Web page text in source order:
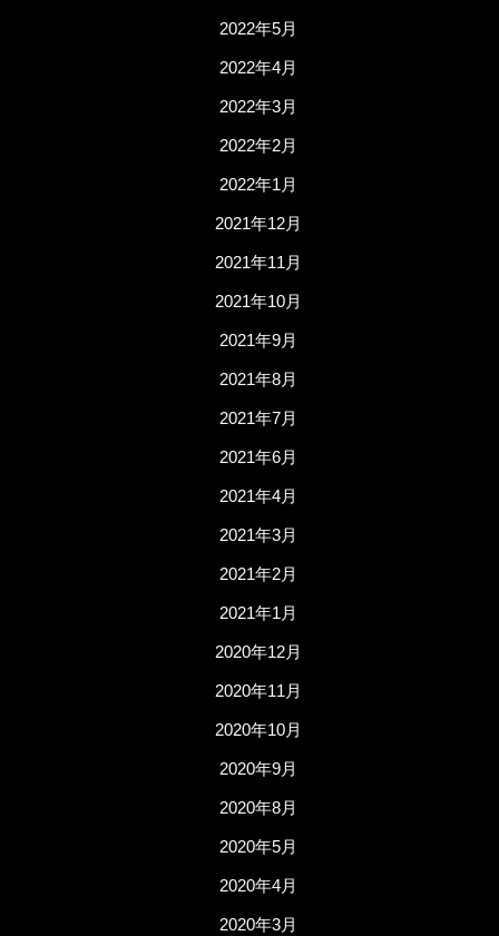
2022年5月
2022年4月
2022年3月
2022年2月
2022年1月
2021年12月
2021年11月
2021年10月
2021年9月
2021年8月
2021年7月
2021年6月
2021年4月
2021年3月
2021年2月
2021年1月
2020年12月
2020年11月
2020年10月
2020年9月
2020年8月
2020年5月
2020年4月
2020年3月